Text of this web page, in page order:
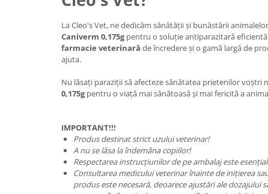
La Cleo's Vet, ne dedicăm sănătății și bunăstării
Caniverm 0,175gpentru o soluție antiparazitară eficientă
farmacie veterinară de încredere și o gamă largă de
ajuta.
Nu lăsați paraziții să afecteze sănătatea prietenilor voștri
0,175gpentru o viață mai sănătoasă și mai fericită a
IMPORTANT!!!
Produs destinat strict uzului veterinar!
A nu se lăsa la îndemâna copiilor!
Respectarea instrucțiunilor de pe ambalaj este
Consultarea medicului veterinar înainte de inițierea
produs este necesară, deoarece ajustări ale dozajului